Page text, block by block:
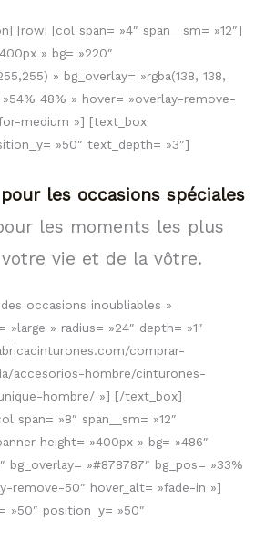
[row] [col span= »4″ span__sm= »12″]
» bg= »220″
» bg_overlay= »rgba(138, 138,
»54% 48% » hover= »overlay-remove-
medium »] [text_box
»50″ text_depth= »3″]
les occasions spéciales
les moments les plus
vie et de la vôtre.
occasions inoubliables »
» radius= »24″ depth= »1″
comprar-
accesorios-hombre/cinturones-
hombre/ »] [/text_box]
span= »8″ span__sm= »12″
height= »400px » bg= »486″
bg_overlay= »#878787″ bg_pos= »33%
remove-50″ hover_alt= »fade-in »]
»50″ position_y= »50″